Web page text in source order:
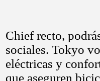
Chief recto,
sociales. Tokyo
eléctricas y
que aseguren